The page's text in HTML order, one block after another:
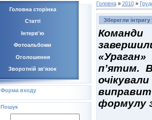
Головна сторінка
Статті
Інтерв'ю
Фотоальбоми
Оголошення
Зворотній зв'язок
Форма входу
Пошук
Головна» 2010 »
Зберегли інтригу
Команди
п’ятим.
формулу